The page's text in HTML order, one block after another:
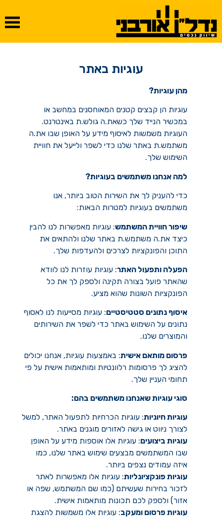
עוגיות באתר
מהן עוגיות?
עוגיות הן קבצים קטנים המאוחסנים במחשב או
במכשיר הנייד שלך כשאת.ה גולש.ת באינטרנט.
העוגיות משמשות לאיסוף מידע על האופן שבו את.ה
משתמש.ת באתר שלנו כדי לשפר ולייעל את חוויית
השימוש שלך.
למה אנחנו משתמשים בעוגיות?
כדי להעניק לך את השירות הטוב ביותר, אנו
משתמשים בעוגיות למטרות הבאות:
שיפור חוויית המשתמש: עוגיות מאפשרות לנו להבין
כיצד את.ה משתמש.ת באתר שלנו ולהתאים את
התוכן והפונקציות לצרכים ולהעדפות שלך.
הפעלה ותפעול האתר: עוגיות עוזרות לנו לוודא
שהאתר פועל בצורה תקינה ולספק לך את כל
הפונקציות השונות שהוא מציע.
איסוף נתונים סטטיסטיים: עוגיות מסייעות לנו לאסוף
נתונים על השימוש באתר כדי לשפר את השירותים
והמוצרים שלנו.
פרסום מותאם אישית: באמצעות עוגיות, אנחנו יכולים
להציג לך פרסומות רלוונטיות ומותאמות אישית על פי
תחומי העניין שלך.
סוגי עוגיות שאנחנו משתמשים בהם:
עוגיות חיוניות: עוגיות הכרחיות לתפעול האתר, למשל
לצורך ניווט או גישה לאזורים מוגנים באתר.
עוגיות ביצועים: עוגיות אלו אוספות מידע על האופן
שבו המשתמשים מבצעים שימוש באתר שלנו, כמו
איזה עמודים נצפים ביותר.
עוגיות פונקציונליות: עוגיות אלו מאפשרות לאתר
לזכור בחירות שעשיתם (כמו שם המשתמש, שפה או
אזור) ולספק לכם תכונות מותאמות אישית.
עוגיות פרסום ומעקב: עוגיות אלו משמשות להצגת